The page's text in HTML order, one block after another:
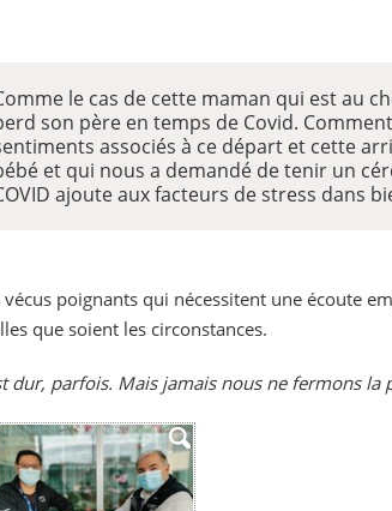
le cas de cette maman qui est au
son père en temps de Covid.
associés à ce départ et cette
et qui nous a demandé de tenir un
ajoute aux facteurs de stress dans
vécus poignants qui nécessitent une écoute
que soient les circonstances.
dur, parfois. Mais jamais nous ne fermons la